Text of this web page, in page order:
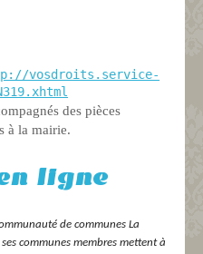
vosdroits.service-
des pièces
à la mairie.
ligne
de communes La
communes membres mettent à